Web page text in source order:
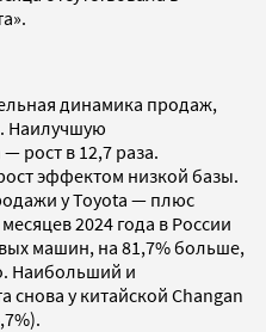
динамика продаж,
Наилучшую
рост в 12,7 раза.
эффектом низкой базы.
у Toyota — плюс
2024 года в России
машин, на 81,7% больше,
Наибольший и
снова у китайской Changan